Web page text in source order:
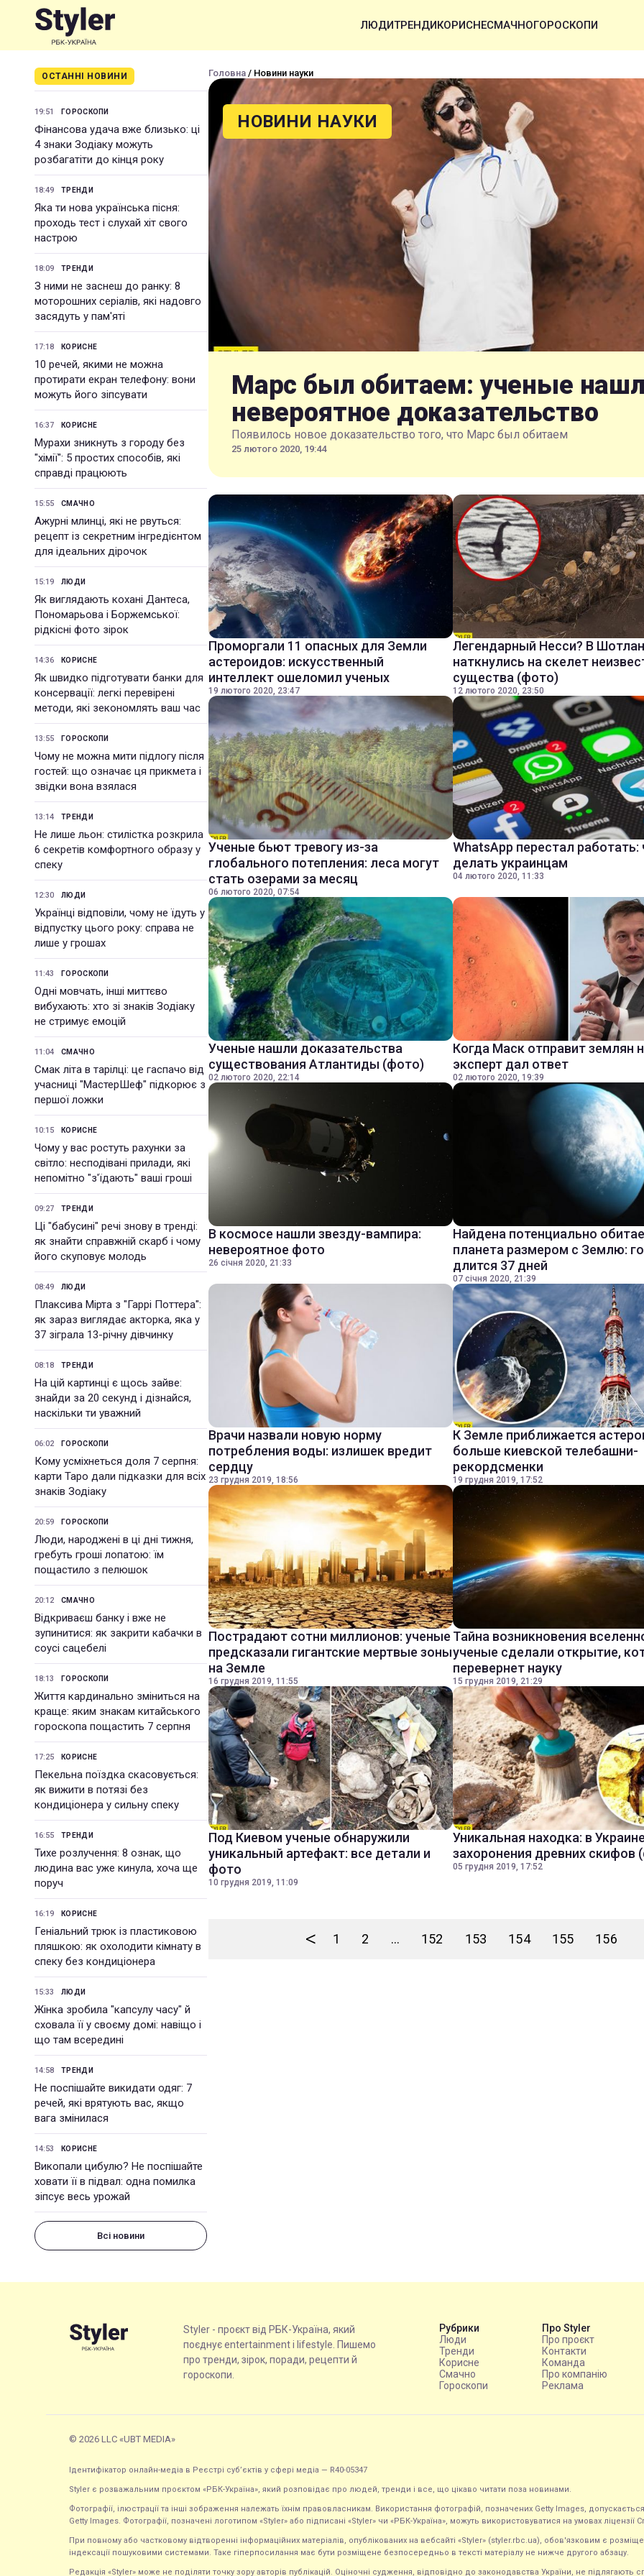
ЛЮДИТРЕНДИКОРИСНЕСМАЧНОГОРОСКОПИ
ОСТАННІ НОВИНИ
19:51 ГОРОСКОПИ
Фінансова удача вже близько: ці
4 знаки Зодіаку можуть
розбагатіти до кінця року
18:49 ТРЕНДИ
Яка ти нова українська пісня:
проходь тест і слухай хіт свого
настрою
18:09 ТРЕНДИ
З ними не заснеш до ранку: 8
моторошних серіалів, які надовго
засядуть у пам'яті
17:18 КОРИСНЕ
10 речей, якими не можна
протирати екран телефону: вони
можуть його зіпсувати
16:37 КОРИСНЕ
Мурахи зникнуть з городу без
"хімії": 5 простих способів, які
справді працюють
15:55 СМАЧНО
Ажурні млинці, які не рвуться:
рецепт із секретним інгредієнтом
для ідеальних дірочок
15:19 ЛЮДИ
Як виглядають кохані Дантеса,
Пономарьова і Боржемської:
рідкісні фото зірок
14:36 КОРИСНЕ
Як швидко підготувати банки для
консервації: легкі перевірені
методи, які зекономлять ваш час
13:55 ГОРОСКОПИ
Чому не можна мити підлогу після
гостей: що означає ця прикмета і
звідки вона взялася
13:14 ТРЕНДИ
Не лише льон: стилістка розкрила
6 секретів комфортного образу у
спеку
12:30 ЛЮДИ
Українці відповіли, чому не їдуть у
відпустку цього року: справа не
лише у грошах
11:43 ГОРОСКОПИ
Одні мовчать, інші миттєво
вибухають: хто зі знаків Зодіаку
не стримує емоцій
11:04 СМАЧНО
Смак літа в тарілці: це гаспачо від
учасниці "МастерШеф" підкорює з
першої ложки
10:15 КОРИСНЕ
Чому у вас ростуть рахунки за
світло: несподівані прилади, які
непомітно "з'їдають" ваші гроші
09:27 ТРЕНДИ
Ці "бабусині" речі знову в тренді:
як знайти справжній скарб і чому
його скуповує молодь
08:49 ЛЮДИ
Плаксива Мірта з "Гаррі Поттера":
як зараз виглядає акторка, яка у
37 зіграла 13-річну дівчинку
08:18 ТРЕНДИ
На цій картинці є щось зайве:
знайди за 20 секунд і дізнайся,
наскільки ти уважний
06:02 ГОРОСКОПИ
Кому усміхнеться доля 7 серпня:
карти Таро дали підказки для всіх
знаків Зодіаку
20:59 ГОРОСКОПИ
Люди, народжені в ці дні тижня,
гребуть гроші лопатою: їм
пощастило з пелюшок
20:12 СМАЧНО
Відкриваєш банку і вже не
зупинитися: як закрити кабачки в
соусі сацебелі
18:13 ГОРОСКОПИ
Життя кардинально зміниться на
краще: яким знакам китайського
гороскопа пощастить 7 серпня
17:25 КОРИСНЕ
Пекельна поїздка скасовується:
як вижити в потязі без
кондиціонера у сильну спеку
16:55 ТРЕНДИ
Тихе розлучення: 8 ознак, що
людина вас уже кинула, хоча ще
поруч
16:19 КОРИСНЕ
Геніальний трюк із пластиковою
пляшкою: як охолодити кімнату в
спеку без кондиціонера
15:33 ЛЮДИ
Жінка зробила "капсулу часу" й
сховала її у своєму домі: навіщо і
що там всередині
14:58 ТРЕНДИ
Не поспішайте викидати одяг: 7
речей, які врятують вас, якщо
вага змінилася
14:53 КОРИСНЕ
Викопали цибулю? Не поспішайте
ховати її в підвал: одна помилка
зіпсує весь урожай
Всі новини
Головна / Новини науки
НОВИНИ НАУКИ
Марс был обитаем: ученые
невероятное доказательство
Появилось новое доказательство того, что Марс был обитаем
25 лютого 2020, 19:44
Проморгали 11 опасных для Земли
астероидов: искусственный
интеллект ошеломил ученых
19 лютого 2020, 23:47
Легендарный Несси? В
наткнулись на скелет
существа (фото)
12 лютого 2020, 23:50
Ученые бьют тревогу из-за
глобального потепления: леса могут
стать озерами за месяц
06 лютого 2020, 07:54
WhatsApp перестал работать:
делать украинцам
04 лютого 2020, 11:33
Ученые нашли доказательства
существования Атлантиды (фото)
02 лютого 2020, 22:14
Когда Маск отправит землян
эксперт дал ответ
02 лютого 2020, 19:39
В космосе нашли звезду-вампира:
невероятное фото
26 січня 2020, 21:33
Найдена потенциально
планета размером с Землю:
длится 37 дней
07 січня 2020, 21:39
Врачи назвали новую норму
потребления воды: излишек вредит
сердцу
23 грудня 2019, 18:56
К Земле приближается
больше киевской телебашни-
рекордсменки
19 грудня 2019, 17:52
Пострадают сотни миллионов: ученые
предсказали гигантские мертвые зоны
на Земле
16 грудня 2019, 11:55
Тайна возникновения
ученые сделали открытие,
перевернет науку
15 грудня 2019, 21:29
Под Киевом ученые обнаружили
уникальный артефакт: все детали и
фото
10 грудня 2019, 11:09
Уникальная находка: в
захоронения древних скифов
05 грудня 2019, 17:52
< 1 2 ... 152 153 154 155 156
Styler - проєкт від РБК-Україна, який
поєднує entertainment і lifestyle. Пишемо
про тренди, зірок, поради, рецепти й
гороскопи.
Рубрики
Люди
Тренди
Корисне
Смачно
Гороскопи
Про Styler
Про проєкт
Контакти
Команда
Про компанію
Реклама
© 2026 LLC «UBT MEDIA»
Ідентифікатор онлайн-медіа в Реєстрі суб’єктів у сфері медіа — R40-05347
Styler є розважальним проєктом «РБК-Україна», який розповідає про людей, тренди і все, що цікаво читати поза новинами.
Фотографії, ілюстрації та інші зображення належать їхнім правовласникам. Використання фотографій, позначених Getty Images,
Getty Images. Фотографії, позначені логотипом «Styler» або підписані «Styler» чи «РБК-Україна», можуть використовуватися на умовах
При повному або частковому відтворенні інформаційних матеріалів, опублікованих на вебсайті «Styler» (styler.rbc.ua), обов'язковим є
індексації пошуковими системами. Таке гіперпосилання має бути розміщене безпосередньо в тексті матеріалу не нижче другого абзацу.
Редакція «Styler» може не поділяти точку зору авторів публікацій. Оціночні судження, відповідно до законодавства України, не